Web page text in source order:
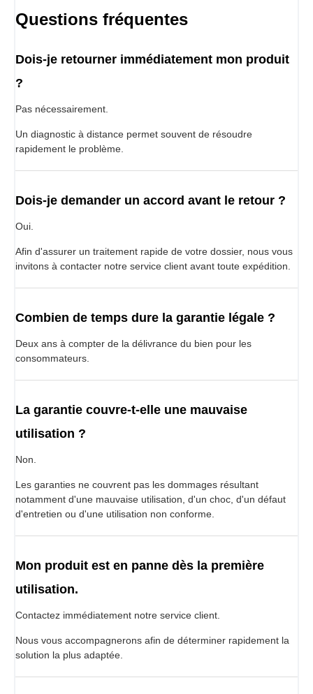
Questions fréquentes
Dois-je retourner immédiatement mon produit
?
Pas nécessairement.
Un diagnostic à distance permet souvent de résoudre
rapidement le problème.
Dois-je demander un accord avant le retour ?
Oui.
Afin d'assurer un traitement rapide de votre dossier, nous vous
invitons à contacter notre service client avant toute expédition.
Combien de temps dure la garantie légale ?
Deux ans à compter de la délivrance du bien pour les
consommateurs.
La garantie couvre-t-elle une mauvaise
utilisation ?
Non.
Les garanties ne couvrent pas les dommages résultant
notamment d'une mauvaise utilisation, d'un choc, d'un défaut
d'entretien ou d'une utilisation non conforme.
Mon produit est en panne dès la première
utilisation.
Contactez immédiatement notre service client.
Nous vous accompagnerons afin de déterminer rapidement la
solution la plus adaptée.